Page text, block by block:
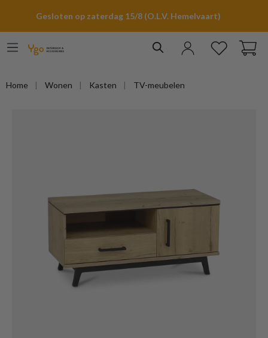
Gesloten op zaterdag 15/8 (O.L.V. Hemelvaart)
Home Wonen Kasten TV-meubelen